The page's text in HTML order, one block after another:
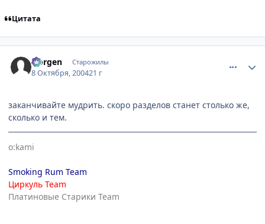
Цитата
Norgen Старожилы
8 Октября, 200421 г
заканчивайте мудрить. скоро разделов станет столько же,
сколько и тем.
o:kami
Smoking Rum Team
Циркуль Team
Платиновые Старики Team